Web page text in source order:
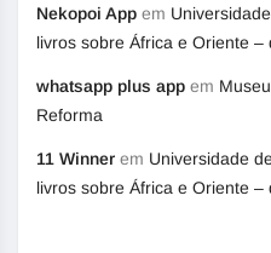
Nekopoi App em
livros sobre África e Oriente –
whatsapp plus app em
Reforma
11 Winner em Universidade
livros sobre África e Oriente –